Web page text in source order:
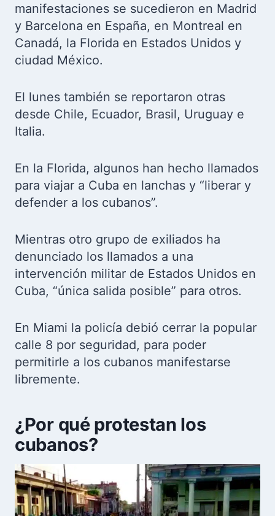
manifestaciones se sucedieron en Madrid
y Barcelona en España, en Montreal en
Canadá, la Florida en Estados Unidos y
ciudad México.
El lunes también se reportaron otras
desde Chile, Ecuador, Brasil, Uruguay e
Italia.
En la Florida, algunos han hecho llamados
para viajar a Cuba en lanchas y “liberar y
defender a los cubanos”.
Mientras otro grupo de exiliados ha
denunciado los llamados a una
intervención militar de Estados Unidos en
Cuba, “única salida posible” para otros.
En Miami la policía debió cerrar la popular
calle 8 por seguridad, para poder
permitirle a los cubanos manifestarse
libremente.
¿Por qué protestan los
cubanos?